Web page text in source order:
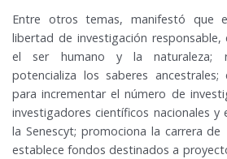
Entre otros temas, manifestó que
libertad de investigación
el ser humano y la naturaleza;
potencializa los saberes ancestrales;
para incrementar el número de
investigadores científicos nacionales
la Senescyt; promociona la carrera
establece fondos destinados a